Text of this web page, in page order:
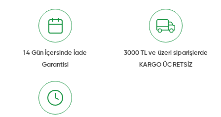
14 Gün İçersinde İade
Garantisi
3000 TL ve üzeri siparişlerde
KARGO ÜCRETSİZ